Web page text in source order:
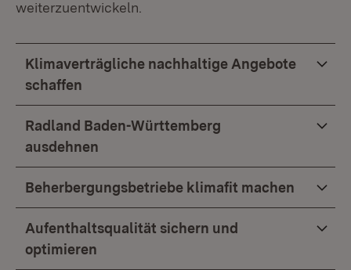
weiterzuentwickeln.
Klimaverträgliche nachhaltige Angebote
schaffen
Radland Baden-Württemberg
ausdehnen
Beherbergungsbetriebe klimafit machen
Aufenthaltsqualität sichern und
optimieren